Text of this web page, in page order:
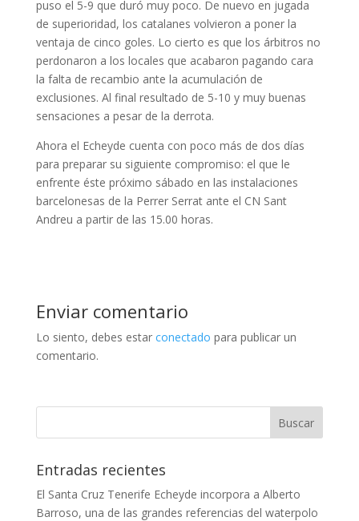
puso el 5-9 que duró muy poco. De nuevo en jugada
de superioridad, los catalanes volvieron a poner la
ventaja de cinco goles. Lo cierto es que los árbitros no
perdonaron a los locales que acabaron pagando cara
la falta de recambio ante la acumulación de
exclusiones. Al final resultado de 5-10 y muy buenas
sensaciones a pesar de la derrota.
Ahora el Echeyde cuenta con poco más de dos días
para preparar su siguiente compromiso: el que le
enfrente éste próximo sábado en las instalaciones
barcelonesas de la Perrer Serrat ante el CN Sant
Andreu a partir de las 15.00 horas.
Enviar comentario
Lo siento, debes estar conectado para publicar un
comentario.
Entradas recientes
El Santa Cruz Tenerife Echeyde incorpora a Alberto
Barroso, una de las grandes referencias del waterpolo